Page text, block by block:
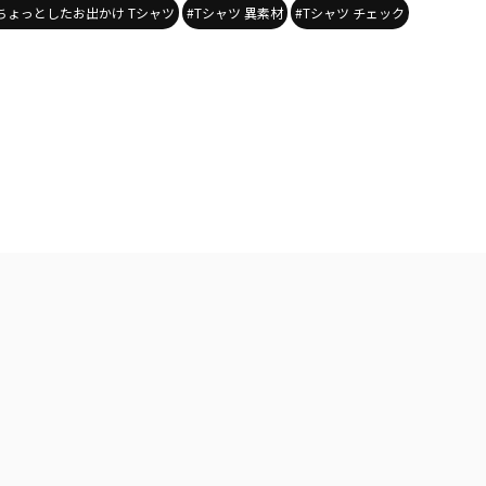
ょっとしたお出かけ Tシャツ #Tシャツ 異素材 #Tシャツ チェック